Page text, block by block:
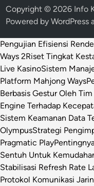
Copyright © 2026 Info
Powered byWordPress
Pengujian Efisiensi
Ways 2Riset Tingkat
Live KasinoSistem
Platform Mahjong Ways
Berbasis Gestur Oleh
Engine Terhadap
Sistem Keamanan Data
OlympusStrategi
Pragmatic Play
Sentuh Untuk
Stabilisasi Refresh Rate
Protokol Komunikasi